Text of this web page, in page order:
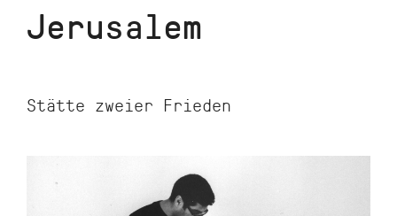
DirektJerusalem
Stätte zweier Frieden